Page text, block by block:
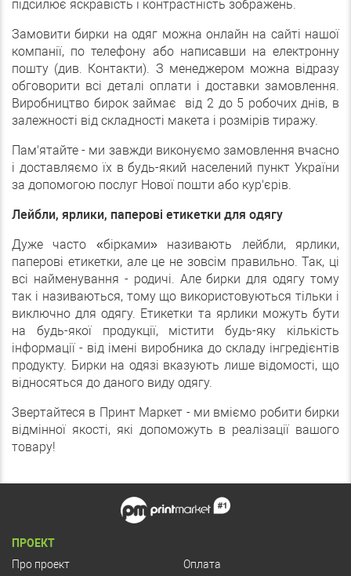
підсилює яскравість і контрастність зображень.
Замовити бирки на одяг можна онлайн на сайті нашої
компанії, по телефону або написавши на електронну
пошту (див. Контакти). З менеджером можна відразу
обговорити всі деталі оплати і доставки замовлення.
Виробництво бирок займає від 2 до 5 робочих днів, в
залежності від складності макета і розмірів тиражу.
Пам'ятайте - ми завжди виконуємо замовлення вчасно
і доставляємо їх в будь-який населений пункт України
за допомогою послуг Нової пошти або кур'єрів.
Лейбли, ярлики, паперові етикетки для одягу
Дуже часто «бірками» називають лейбли, ярлики,
паперові етикетки, але це не зовсім правильно. Так, ці
всі найменування - родичі. Але бирки для одягу тому
так і називаються, тому що використовуються тільки і
виключно для одягу. Етикетки та ярлики можуть бути
на будь-якої продукції, містити будь-яку кількість
інформації - від імені виробника до складу інгредієнтів
продукту. Бирки на одязі вказують лише відомості, що
відносяться до даного виду одягу.
Звертайтеся в Принт Маркет - ми вміємо робити бирки
відмінної якості, які допоможуть в реалізації вашого
товару!
ПРОЕКТ
Про проект
Оплата